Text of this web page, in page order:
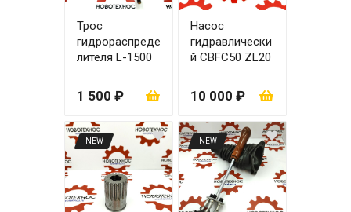
Трос
гидрораспреде
лителя L-1500
1 500 ₽
Насос
гидравлически
й CBFC50 ZL20
10 000 ₽
NEW NEW